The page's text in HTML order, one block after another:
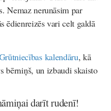
Nemaz nerunāsim par
ēdienreizēs vari celt galdā
kalendāru, kā
bērniņš, un izbaudi skaisto
darīt rudenī!